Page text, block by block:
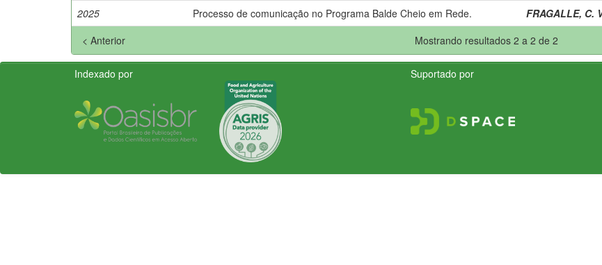
2025
Processo de comunicação no Programa Balde Cheio em Rede. FRAGALLE, C.
Mostrando resultados 2 a 2 de 2
< Anterior
Indexado por Suportado por